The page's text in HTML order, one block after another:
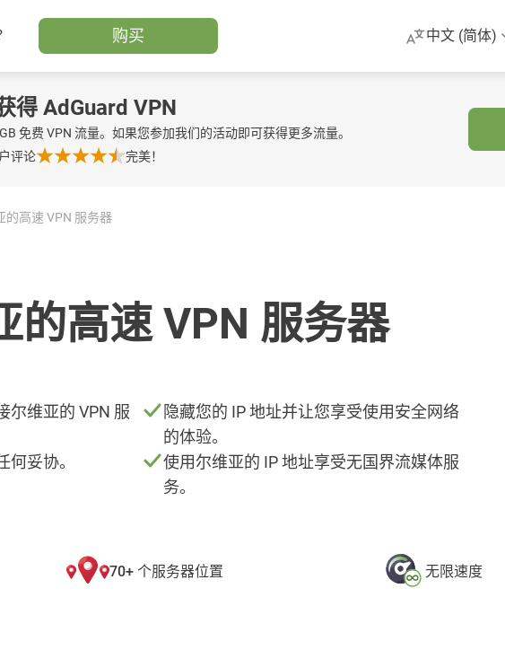
购买 中文 (简体)
得 AdGuard VPN
免费 VPN 流量。如果您参加我们的活动即可获得更多流量。
评论 完美！
的高速 VPN 服务器
的高速 VPN 服务器
尔维亚的 VPN 服
隐藏您的 IP 地址并让您享受使用安全网络
的体验。
妥协。
使用尔维亚的 IP 地址享受无国界流媒体服
务。
70+ 个服务器位置 无限速度